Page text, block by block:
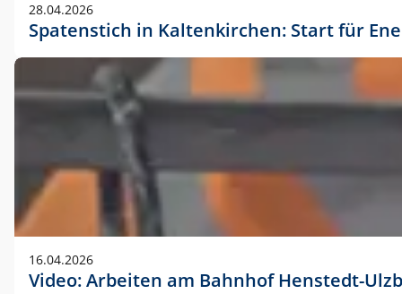
28.04.2026
Spatenstich in Kaltenkirchen: Start für
16.04.2026
Video: Arbeiten am Bahnhof Henstedt-